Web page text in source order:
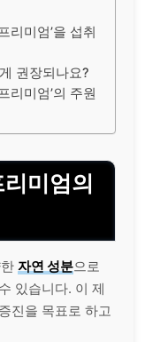
리미엄’을 섭취
권장되나요?
리미엄’의 주원
미엄의
자연 성분으로
있습니다. 이 제
진을 목표로 하고